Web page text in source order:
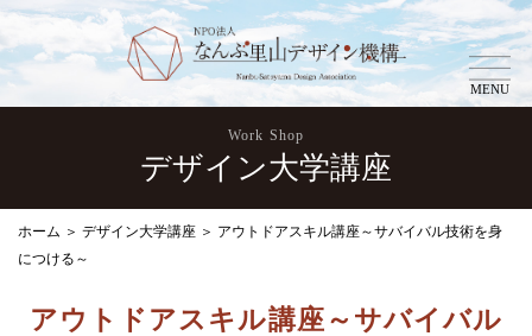
MENU
Work Shop
デザイン大学講座
ホーム ＞ デザイン大学講座 ＞ アウトドアスキル講座～サバイバル技術を身
につける～
アウトドアスキル講座～サバイバル